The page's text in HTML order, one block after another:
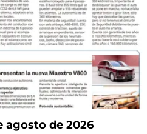
agosto de 2026